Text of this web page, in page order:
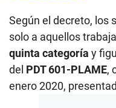
Según el decreto, los
solo a aquellos
quinta categoría y
del PDT 601-PLAME,
enero 2020,